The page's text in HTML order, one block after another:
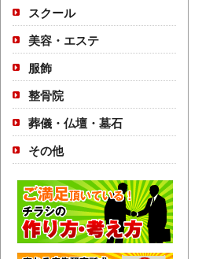
スクール
美容・エステ
服飾
整骨院
葬儀・仏壇・墓石
その他